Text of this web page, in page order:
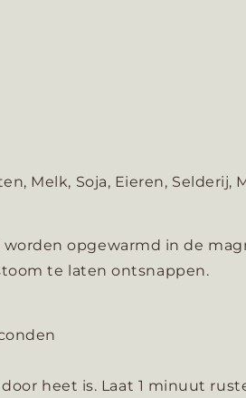
Melk, Soja, Eieren, Selderij,
opgewarmd in de
te laten ontsnappen.
heet is. Laat 1 minuut